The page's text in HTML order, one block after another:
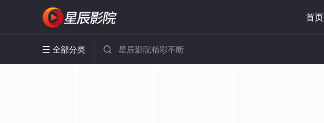
首页
 全部分类 